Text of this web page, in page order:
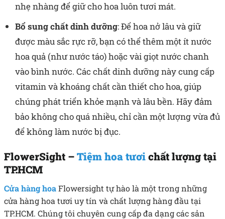
nhẹ nhàng để giữ cho hoa luôn tươi mát.
Bổ sung chất dinh dưỡng: Để hoa nở lâu và giữ
được màu sắc rực rỡ, bạn có thể thêm một ít nước
hoa quả (như nước táo) hoặc vài giọt nước chanh
vào bình nước. Các chất dinh dưỡng này cung cấp
vitamin và khoáng chất cần thiết cho hoa, giúp
chúng phát triển khỏe mạnh và lâu bền. Hãy đảm
bảo không cho quá nhiều, chỉ cần một lượng vừa đủ
để không làm nước bị đục.
FlowerSight –Tiệm hoa tươichất lượng tại
TP.HCM
Cửa hàng hoaFlowersight tự hào là một trong những
cửa hàng hoa tươi uy tín và chất lượng hàng đầu tại
TP.HCM. Chúng tôi chuyên cung cấp đa dạng các sản